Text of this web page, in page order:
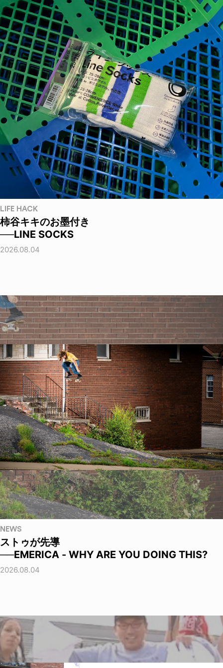
LIFE HACK
柿谷キキのお墨付き
──LINE SOCKS
2026.08.04
NEWS
ストゥが先導
──EMERICA - WHY ARE YOU DOING THIS?
2026.08.04